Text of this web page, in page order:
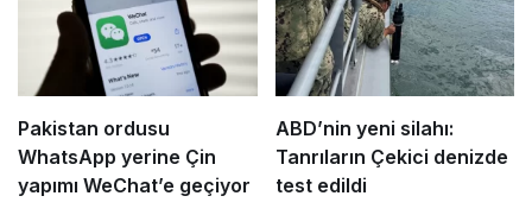
Pakistan ordusu
WhatsApp yerine Çin
yapımı WeChat’e geçiyor
ABD’nin yeni silahı:
Tanrıların Çekici denizde
test edildi